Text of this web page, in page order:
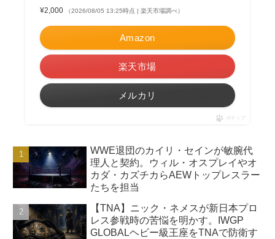
¥2,000 （2026/08/05 13:25時点 | 楽天市場調べ）
Amazon
楽天市場
メルカリ
ポチップ
WWE退団のカイリ・セインが敏腕代
理人と契約。ウィル・オスプレイやオ
カダ・カズチカらAEWトップレスラー
たちを担当
【TNA】ニック・ネメスが新日本プロ
レス参戦時の苦悩を明かす。IWGP
GLOBALヘビー級王座をTNAで防衛す